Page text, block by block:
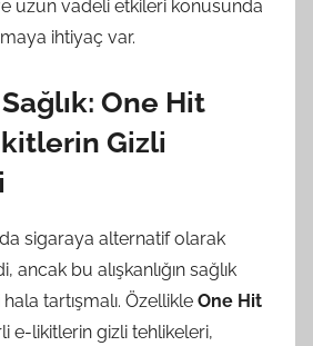
uzun vadeli etkileri konusunda
ihtiyaç var.
One Hit
Gizli
sigaraya alternatif olarak
bu alışkanlığın sağlık
tartışmalı. Özellikle One Hit
e-likitlerin gizli tehlikeleri,